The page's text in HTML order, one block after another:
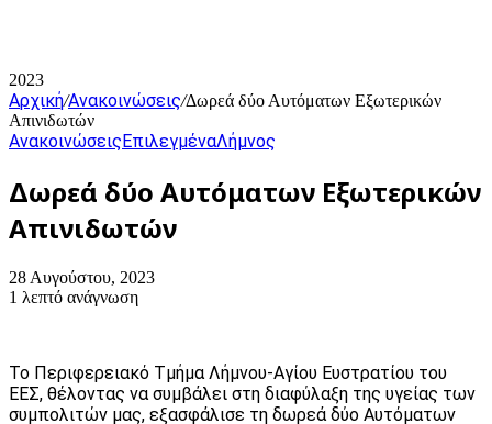
2023
Αρχική/Ανακοινώσεις/Δωρεά δύο Αυτόματων Εξωτερικών
Απινιδωτών
ΑνακοινώσειςΕπιλεγμέναΛήμνος
Δωρεά δύο Αυτόματων Εξωτερικών
Απινιδωτών
28 Αυγούστου, 2023
1 λεπτό ανάγνωση
Το Περιφερειακό Τμήμα Λήμνου-Αγίου Ευστρατίου του
ΕΕΣ, θέλοντας να συμβάλει στη διαφύλαξη της υγείας των
συμπολιτών μας, εξασφάλισε τη δωρεά δύο Αυτόματων